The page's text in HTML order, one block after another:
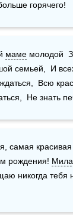
горячего!
маме молодой
семьей,  И
Всю
Не знать
рождения!
никогда тебя